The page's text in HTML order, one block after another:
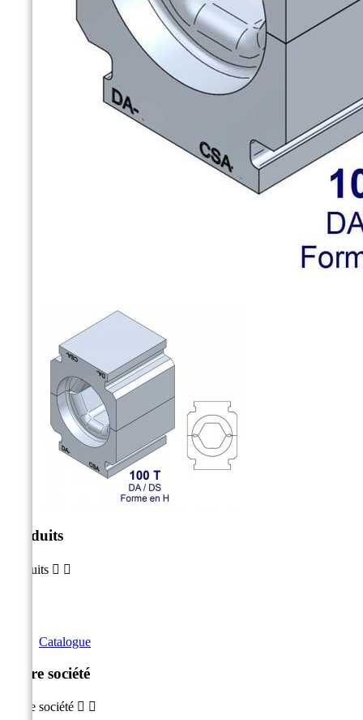
Produits
Produits  
Catalogue
Notre société
Notre société  